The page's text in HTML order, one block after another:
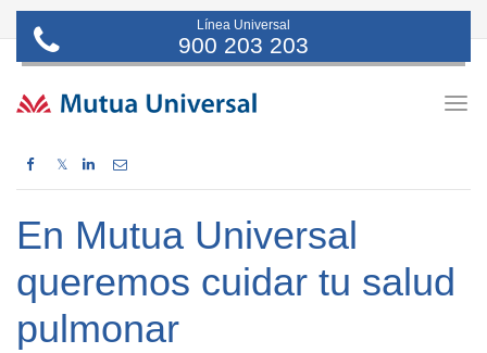
Línea Universal
900 203 203
𝕏
En Mutua Universal
queremos cuidar tu salud
pulmonar